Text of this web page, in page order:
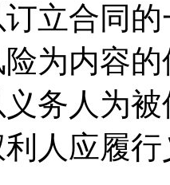
立合同
为内容
务人为
利人应履